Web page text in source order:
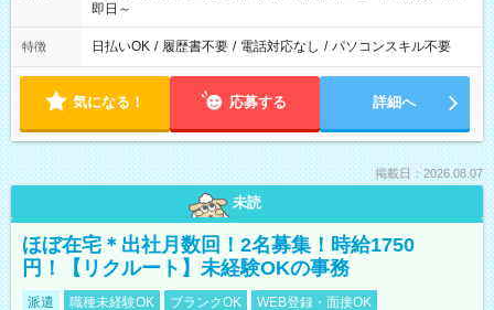
即日～
特徴 日払いOK / 履歴書不要 / 電話対応なし / パソコンスキル不要
気になる！ 応募する 詳細へ
掲載日：2026.08.07
未読
ほぼ在宅＊出社月数回！2名募集！時給1750
円！【リクルート】未経験OKの事務
派遣 職種未経験OK ブランクOK WEB登録・面接OK